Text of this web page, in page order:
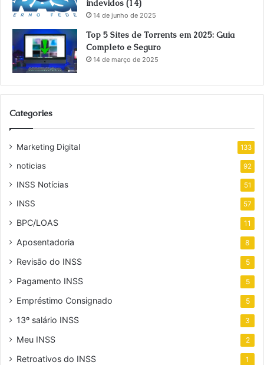
indevidos (14)
14 de junho de 2025
Top 5 Sites de Torrents em 2025: Guia
Completo e Seguro
14 de março de 2025
Categories
Marketing Digital 133
noticias 92
INSS Notícias 51
INSS 57
BPC/LOAS 11
Aposentadoria 8
Revisão do INSS 5
Pagamento INSS 5
Empréstimo Consignado 5
13º salário INSS 3
Meu INSS 2
Retroativos do INSS 1